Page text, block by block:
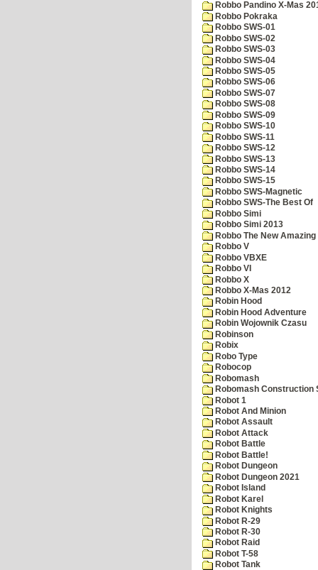
Robbo Pandino X-Mas
Robbo Pokraka
Robbo SWS-01
Robbo SWS-02
Robbo SWS-03
Robbo SWS-04
Robbo SWS-05
Robbo SWS-06
Robbo SWS-07
Robbo SWS-08
Robbo SWS-09
Robbo SWS-10
Robbo SWS-11
Robbo SWS-12
Robbo SWS-13
Robbo SWS-14
Robbo SWS-15
Robbo SWS-Magnetic
Robbo SWS-The Best Of
Robbo Simi
Robbo Simi 2013
Robbo The New
Robbo V
Robbo VBXE
Robbo VI
Robbo X
Robbo X-Mas 2012
Robin Hood
Robin Hood Adventure
Robin Wojownik Czasu
Robinson
Robix
Robo Type
Robocop
Robomash
Robomash Construction
Robot 1
Robot And Minion
Robot Assault
Robot Attack
Robot Battle
Robot Battle!
Robot Dungeon
Robot Dungeon 2021
Robot Island
Robot Karel
Robot Knights
Robot R-29
Robot R-30
Robot Raid
Robot T-58
Robot Tank